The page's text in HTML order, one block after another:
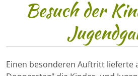
Besuch der
Einen besonderen Auftritt lieferte